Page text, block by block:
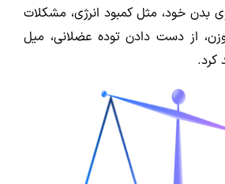
بدن خود، مثل کمبود انرژی، مشکلات
از دست دادن توده عضلانی، میل